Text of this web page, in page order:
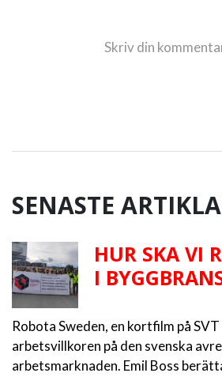
SENASTE
HUR SKA VI
I
Robota Sweden, en kortfilm på
arbetsvillkoren på den svenska
arbetsmarknaden. Emil Boss